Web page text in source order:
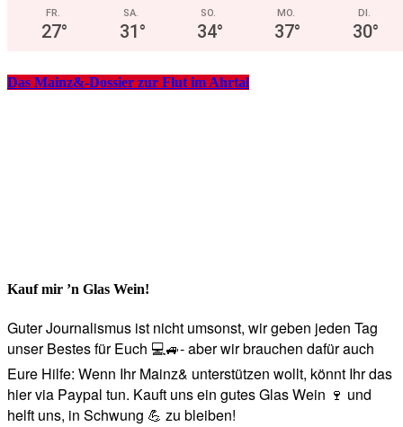
FR.
27°
SA.
31°
SO.
34°
MO.
37°
DI.
30°
Das Mainz&-Dossier zur Flut im Ahrtal
Kauf mir ’n Glas Wein!
Guter Journalismus ist nicht umsonst, wir geben jeden Tag
unser Bestes für Euch 💻🚙- aber wir brauchen dafür auch
Eure Hilfe: Wenn Ihr Mainz& unterstützen wollt, könnt Ihr das
hier via Paypal tun. Kauft uns ein gutes Glas Wein 🍷 und
helft uns, in Schwung 💪 zu bleiben!